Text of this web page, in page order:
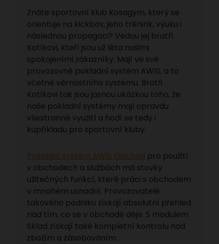
Znáte sportovní klub Kosagym, který se
orientuje na kickbox, jeho trénink, výuku i
následnou propagaci? Vedou jej bratří
Kotíkovi, kteří jsou už léta našimi
spokojeními zákazníky. Mají ve své
provozovně pokladní systém AWIS, a to
včetně věrnostního systému. Bratři
Kotíkovi tak jsou jasnou ukázkou toho, že
naše pokladní systémy mají opravdu
všestranné využití a hodí se tedy i
kupříkladu pro sportovní kluby.
Pokladní systém AWIS Obchod pro použití
v obchodech a službách má stovky
užitečných funkcí, které práci s obchodem
v mnohém usnadní. Provozovatelé
takového podniku získají absolutní přehled
nad tím, co se v obchodě děje. S modulem
Sklad získají také kompletní kontrolu nad
zbožím a zásobováním.